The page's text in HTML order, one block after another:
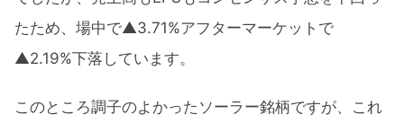
たため、場中で▲3.71%アフターマーケットで
▲2.19%下落しています。
このところ調子のよかったソーラー銘柄ですが、これ